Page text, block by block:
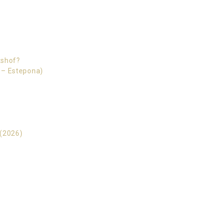
Estepona)